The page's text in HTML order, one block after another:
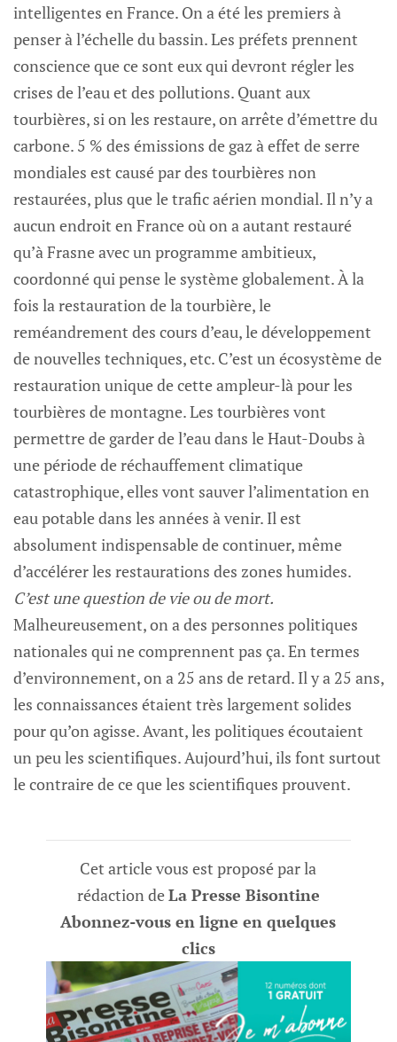
intelligentes en France. On a été les premiers à
penser à l’échelle du bassin. Les préfets prennent
conscience que ce sont eux qui devront régler les
crises de l’eau et des pollutions. Quant aux
tourbières, si on les restaure, on arrête d’émettre du
carbone. 5 % des émissions de gaz à effet de serre
mondiales est causé par des tourbières non
restaurées, plus que le trafic aérien mondial. Il n’y a
aucun endroit en France où on a autant restauré
qu’à Frasne avec un programme ambitieux,
coordonné qui pense le système globalement. À la
fois la restauration de la tourbière, le
reméandrement des cours d’eau, le développement
de nouvelles techniques, etc. C’est un écosystème de
restauration unique de cette ampleur-là pour les
tourbières de montagne. Les tourbières vont
permettre de garder de l’eau dans le Haut-Doubs à
une période de réchauffement climatique
catastrophique, elles vont sauver l’alimentation en
eau potable dans les années à venir. Il est
absolument indispensable de continuer, même
d’accélérer les restaurations des zones humides.
C’est une question de vie ou de mort.
Malheureusement, on a des personnes politiques
nationales qui ne comprennent pas ça. En termes
d’environnement, on a 25 ans de retard. Il y a 25 ans,
les connaissances étaient très largement solides
pour qu’on agisse. Avant, les politiques écoutaient
un peu les scientifiques. Aujourd’hui, ils font surtout
le contraire de ce que les scientifiques prouvent.
Cet article vous est proposé par la
rédaction deLa Presse Bisontine
Abonnez-vous en ligne en quelques
clics